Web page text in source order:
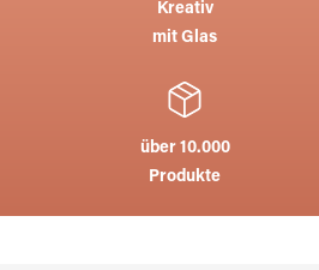
Kreativ
mit Glas
über 10.000
Produkte